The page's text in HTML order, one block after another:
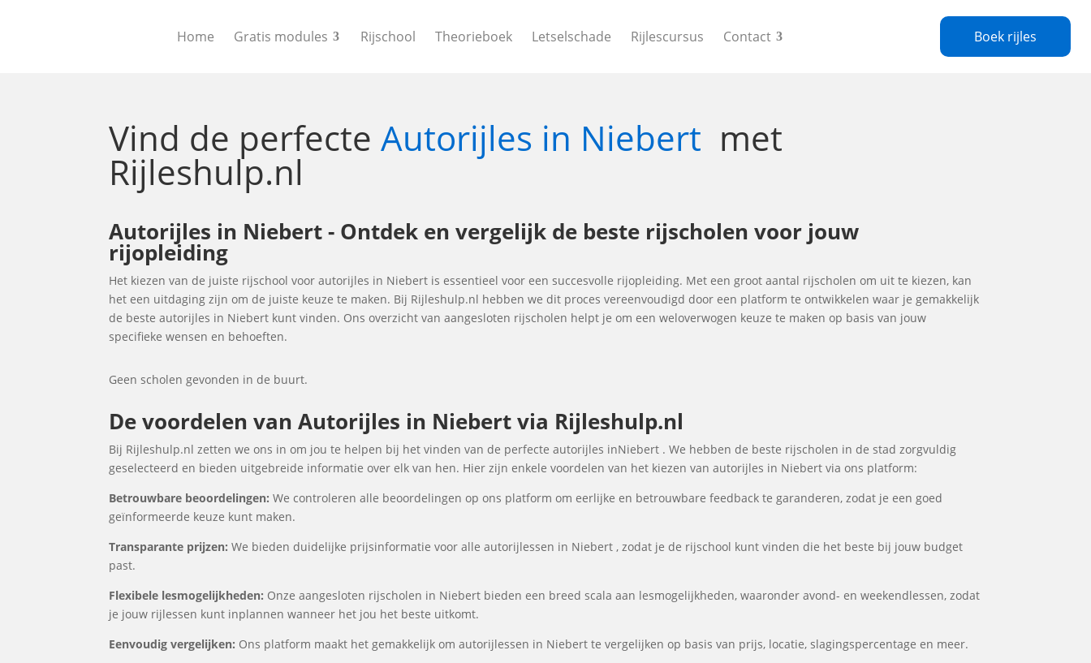
Home Gratis modules Rijschool Theorieboek Letselschade Rijlescursus Contact Boek rijles
Vind de perfecteAutorijles in Niebert met
Rijleshulp.nl
Autorijles in Niebert - Ontdek en vergelijk de beste rijscholen voor jouw
rijopleiding
Het kiezen van de juiste rijschool voor autorijles in Niebert is essentieel voor een succesvolle rijopleiding. Met een groot aantal rijscholen om uit te kiezen, kan
het een uitdaging zijn om de juiste keuze te maken. Bij Rijleshulp.nl hebben we dit proces vereenvoudigd door een platform te ontwikkelen waar je gemakkelijk
de beste autorijles in Niebert kunt vinden. Ons overzicht van aangesloten rijscholen helpt je om een weloverwogen keuze te maken op basis van jouw
specifieke wensen en behoeften.
Geen scholen gevonden in de buurt.
De voordelen van Autorijles in Niebert via Rijleshulp.nl
Bij Rijleshulp.nl zetten we ons in om jou te helpen bij het vinden van de perfecte autorijles inNiebert . We hebben de beste rijscholen in de stad zorgvuldig
geselecteerd en bieden uitgebreide informatie over elk van hen. Hier zijn enkele voordelen van het kiezen van autorijles in Niebert via ons platform:
Betrouwbare beoordelingen: We controleren alle beoordelingen op ons platform om eerlijke en betrouwbare feedback te garanderen, zodat je een goed
geïnformeerde keuze kunt maken.
Transparante prijzen: We bieden duidelijke prijsinformatie voor alle autorijlessen in Niebert , zodat je de rijschool kunt vinden die het beste bij jouw budget
past.
Flexibele lesmogelijkheden: Onze aangesloten rijscholen in Niebert bieden een breed scala aan lesmogelijkheden, waaronder avond- en weekendlessen, zodat
je jouw rijlessen kunt inplannen wanneer het jou het beste uitkomt.
Eenvoudig vergelijken: Ons platform maakt het gemakkelijk om autorijlessen in Niebert te vergelijken op basis van prijs, locatie, slagingspercentage en meer.